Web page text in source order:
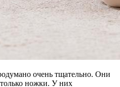
очень тщательно. Они
ножки. У них